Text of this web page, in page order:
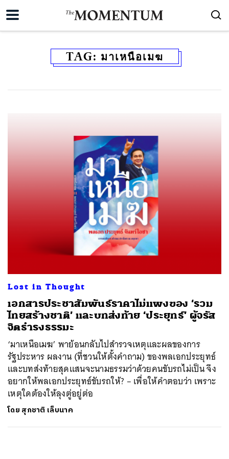
TAG: มาเหนือเมฆ
Lost in Thought
เอกสารประชาสัมพันธ์ราคาไม่แพงของ ‘รวม
ไทยสร้างชาติ’ และบทส่งท้าย ‘ประยุทธ์’ ผู้จรัส
จิตธำรงธรรมะ
‘มาเหนือเมฆ’ พาย้อนกลับไปสำรวจเหตุและผลของการ
รัฐประหาร ผลงาน (ที่ชวนให้ตั้งคำถาม) ของพลเอกประยุทธ์
และบทส่งท้ายสุดแสนจะนามธรรมว่าด้วยคนขับรถไม่เป็น จึง
อยากให้พลเอกประยุทธ์ขับรถให้? – เพื่อให้คำตอบว่า เพราะ
เหตุใดต้องให้ลุงตู่อยู่ต่อ
โดย สุภชาติ เล็บนาค
SHARE